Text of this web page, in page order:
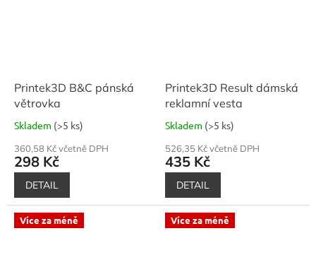
Printek3D B&C pánská
větrovka
Skladem (>5 ks)
360,58 Kč včetně DPH
298 Kč
DETAIL
Printek3D Result dámská
reklamní vesta
Skladem (>5 ks)
526,35 Kč včetně DPH
435 Kč
DETAIL
Více za méně Více za méně